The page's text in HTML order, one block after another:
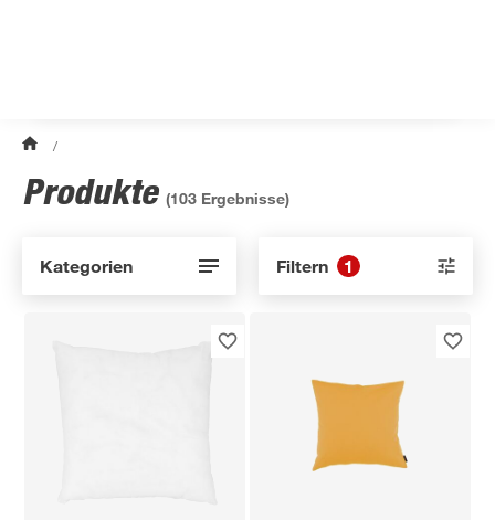
/
Produkte (103 Ergebnisse)
Kategorien Filtern 1